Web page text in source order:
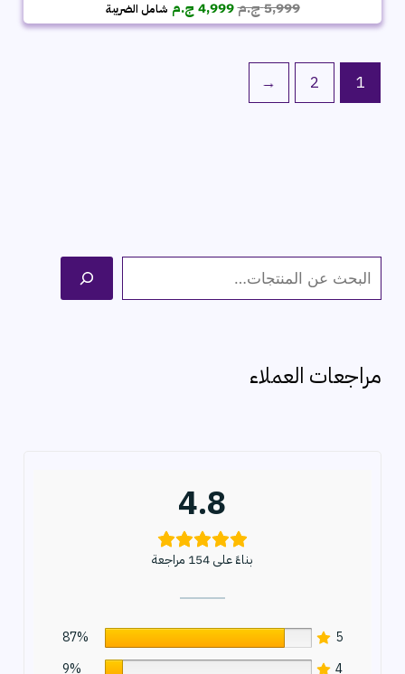
5,999ج.مالسعر
الأصلي
4,999 ج.م السعر
الحالي
شامل الضريبة
1
2
←
ل
ث
مراجعات العملاء
4.8
بناءً على 154 مراجعة
5
87%
4
9%